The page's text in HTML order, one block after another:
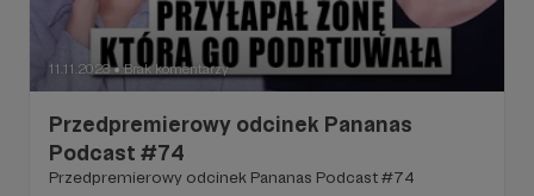
11.11.2023 ● Brak komentarzy
Przedpremierowy odcinek Pananas
Podcast #74
Przedpremierowy odcinek Pananas Podcast #74